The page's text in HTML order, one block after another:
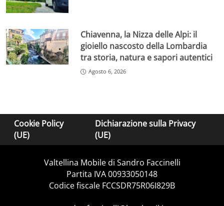
Chiavenna, la Nizza delle Alpi: il
gioiello nascosto della Lombardia
tra storia, natura e sapori autentici
Agosto 6, 2026
Cookie Policy
(UE)
Dichiarazione sulla Privacy
(UE)
Valtellina Mobile di Sandro Faccinelli
Partita IVA 00933050148
Codice fiscale FCCSDR75R06I829B